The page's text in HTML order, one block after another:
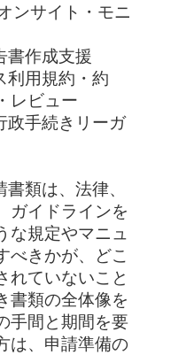
ンサイト・モニ
書作成支援
利用規約・約
レビュー
政手続きリーガ
類は、法律、
ガイドラインを
な規定やマニュ
べきかが、どこ
れていないこと
書類の全体像を
手間と期間を要
は、申請準備の